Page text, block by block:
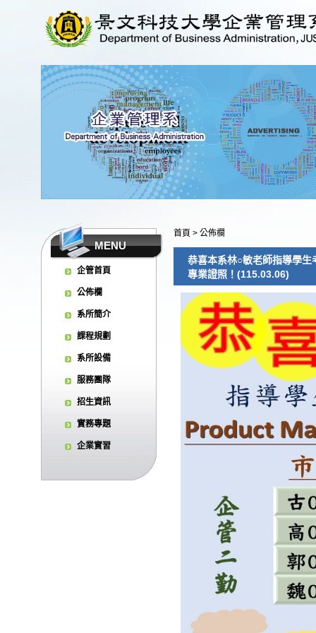
MENU
企管首頁
公佈欄
系所簡介
課程規劃
系所設備
服務團隊
招生資訊
實務專題
企業實習
首頁 > 公佈欄
恭喜本系林○敏老師指導學
專業證照！(115.03.06)